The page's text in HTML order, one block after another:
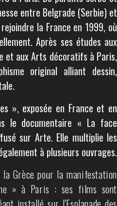
entre Belgrade (Serbie) et
la France en 1999, où
Après ses études aux
et aux Arts décoratifs à Paris,
original alliant dessin,
», exposée en France et en
le documentaire « La face
sur Arte. Elle multiplie les
à plusieurs ouvrages.
Grèce pour la manifestation
» à Paris : ses films sont